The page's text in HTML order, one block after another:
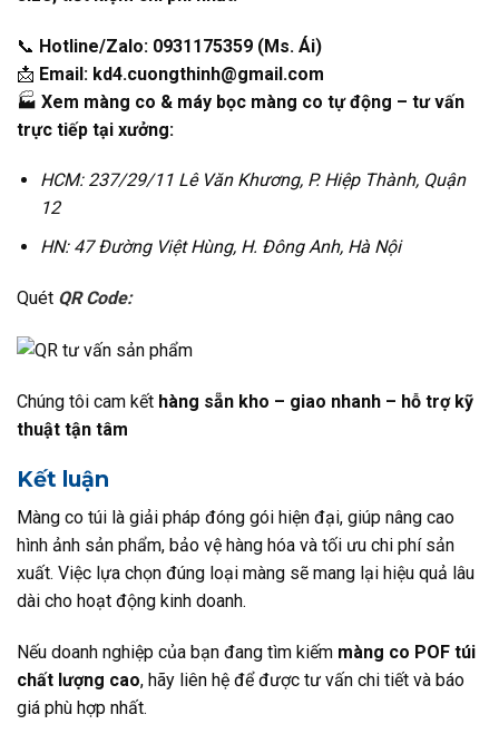
📞 Hotline/Zalo: 0931175359 (Ms. Ái)
📩 Email: kd4.cuongthinh@gmail.com
🏭 Xem màng co & máy bọc màng co tự động – tư vấn
trực tiếp tại xưởng:
HCM: 237/29/11 Lê Văn Khương, P. Hiệp Thành, Quận
12
HN: 47 Đường Việt Hùng, H. Đông Anh, Hà Nội
Quét QR Code:
Chúng tôi cam kết hàng sẵn kho – giao nhanh – hỗ trợ kỹ
thuật tận tâm
Kết luận
Màng co túi là giải pháp đóng gói hiện đại, giúp nâng cao
hình ảnh sản phẩm, bảo vệ hàng hóa và tối ưu chi phí sản
xuất. Việc lựa chọn đúng loại màng sẽ mang lại hiệu quả lâu
dài cho hoạt động kinh doanh.
Nếu doanh nghiệp của bạn đang tìm kiếm màng co POF túi
chất lượng cao, hãy liên hệ để được tư vấn chi tiết và báo
giá phù hợp nhất.